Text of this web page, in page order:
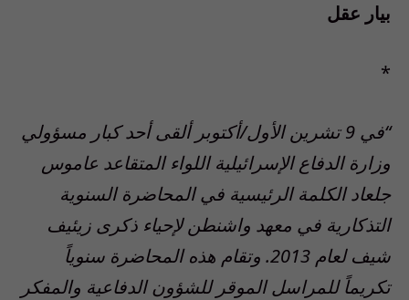
بيار عقل
*
“في 9 تشرين الأول/أكتوبر ألقى أحد كبار مسؤولي
وزارة الدفاع الإسرائيلية اللواء المتقاعد عاموس
جلعاد الكلمة الرئيسية في المحاضرة السنوية
التذكارية في معهد واشنطن لإحياء ذكرى زيئيف
شيف لعام 2013. وتقام هذه المحاضرة سنوياً
تكريماً للمراسل الموقر للشؤون الدفاعية والمفكر